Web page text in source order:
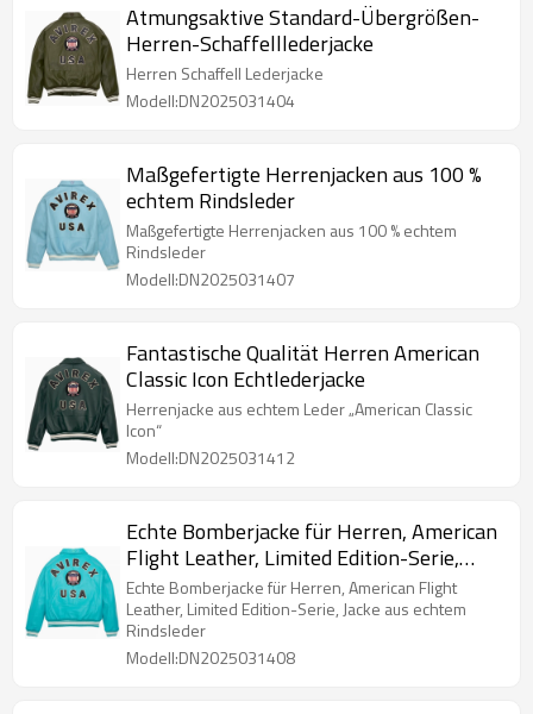
Atmungsaktive Standard-Übergrößen-
Herren-Schaffelllederjacke
Herren Schaffell Lederjacke
Modell:DN2025031404
Maßgefertigte Herrenjacken aus 100 %
echtem Rindsleder
Maßgefertigte Herrenjacken aus 100 % echtem
Rindsleder
Modell:DN2025031407
Fantastische Qualität Herren American
Classic Icon Echtlederjacke
Herrenjacke aus echtem Leder „American Classic
Icon“
Modell:DN2025031412
Echte Bomberjacke für Herren, American
Flight Leather, Limited Edition-Serie,
Jacke aus echtem Rindsleder
Echte Bomberjacke für Herren, American Flight
Leather, Limited Edition-Serie, Jacke aus echtem
Rindsleder
Modell:DN2025031408